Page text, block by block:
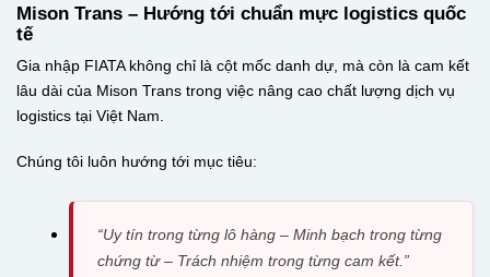
Mison Trans – Hướng tới chuẩn mực logistics quốc
tế
Gia nhập FIATA không chỉ là cột mốc danh dự, mà còn là cam kết
lâu dài của Mison Trans trong việc nâng cao chất lượng dịch vụ
logistics tại Việt Nam.
Chúng tôi luôn hướng tới mục tiêu:
“Uy tín trong từng lô hàng – Minh bạch trong từng
chứng từ – Trách nhiệm trong từng cam kết.”